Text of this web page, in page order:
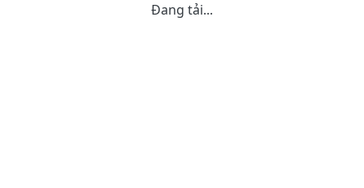
Đang tải...